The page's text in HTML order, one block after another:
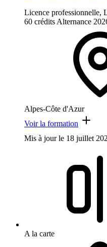
Licence professionnelle,
60 crédits Alternance
Alpes-Côte d'Azur
Voir la formation
Mis à jour le 18 juillet
A la carte